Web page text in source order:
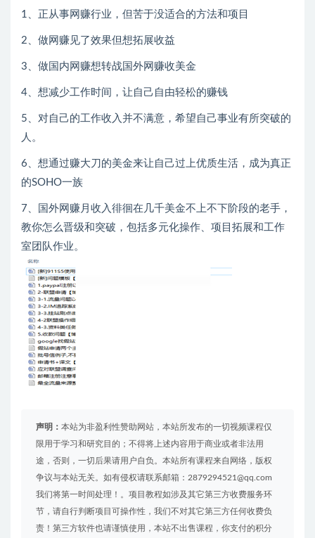
1、正从事网赚行业，但苦于没适合的方法和项目
2、做网赚见了效果但想拓展收益
3、做国内网赚想转战国外网赚收美金
4、想减少工作时间，让自己自由轻松的赚钱
5、对自己的工作收入并不满意，希望自己事业有所突破的
人。
6、想通过赚大刀的美金来让自己过上优质生活，成为真正
的SOHO一族
7、国外网赚月收入徘徊在几千美金不上不下阶段的老手，
教你怎么晋级和突破，包括多元化操作、项目拓展和工作
室团队作业。
声明： 本站为非盈利性赞助网站，本站所发布的一切视频课程仅
限用于学习和研究目的；不得将上述内容用于商业或者非法用
途，否则，一切后果请用户自负。本站所有课程来自网络，版权
争议与本站无关。如有侵权请联系邮箱：2879294521@qq.com
我们将第一时间处理！。项目教程如涉及其它第三方收费服务环
节，请自行判断项目可操作性，我们不对其它第三方任何收费负
责！第三方软件也请谨慎使用，本站不出售课程，你支付的积分